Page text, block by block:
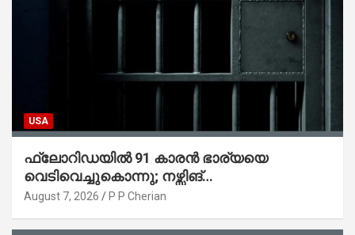
USA
ഫ്ലോറിഡയിൽ 91 കാരൻ ഭാര്യയെ
വെടിവെച്ചുകൊന്നു; നഴ്സിങ്
ഹോമിലാക്കില്ലെന്ന് നൽകിയ വാഗ്ദാനം
August 7, 2026 P P Cherian